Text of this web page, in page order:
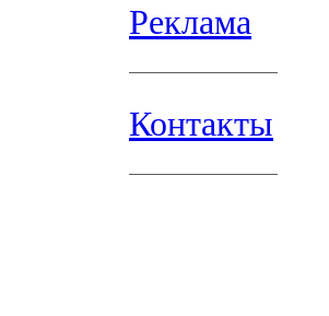
Реклама
Контакты